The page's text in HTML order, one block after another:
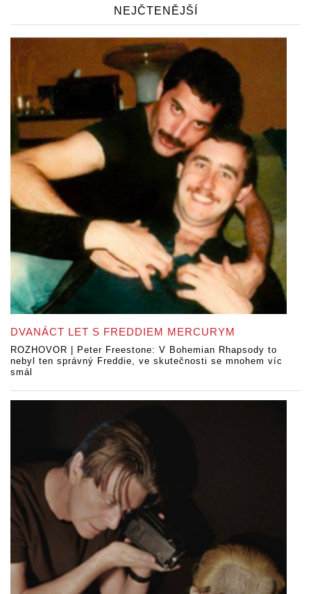
NEJČTENĚJŠÍ
DVANÁCT LET S FREDDIEM MERCURYM
ROZHOVOR | Peter Freestone: V Bohemian Rhapsody to
nebyl ten správný Freddie, ve skutečnosti se mnohem víc
smál